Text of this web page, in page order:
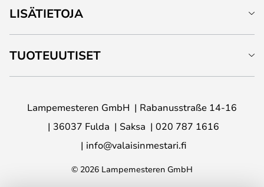
LISÄTIETOJA
TUOTEUUTISET
Lampemesteren GmbH
Rabanusstraße 14-16
36037 Fulda
Saksa
020 787 1616
info@valaisinmestari.fi
© 2026 Lampemesteren GmbH